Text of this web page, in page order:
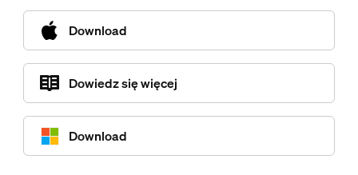
Download
Dowiedz się więcej
Download